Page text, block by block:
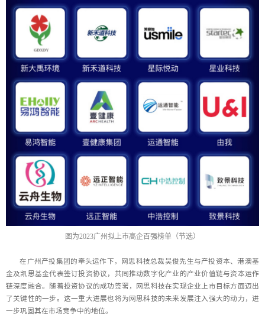
图为2023广州拟上市高企百强榜单（节选）
在广州产投集团的牵头运作下，网思科技总裁吴俊先生与产投资本、港澳基
金及凯思基金代表签订投资协议，共同推动数字化产业的产业价值链与资本运作
链深度融合。随着投资协议的成功签署，网思科技在实现企业上市目标方面迈出
了关键性的一步。这一重大进展也将为网思科技的未来发展注入强大的动力，进
一步巩固其在市场竞争中的地位。